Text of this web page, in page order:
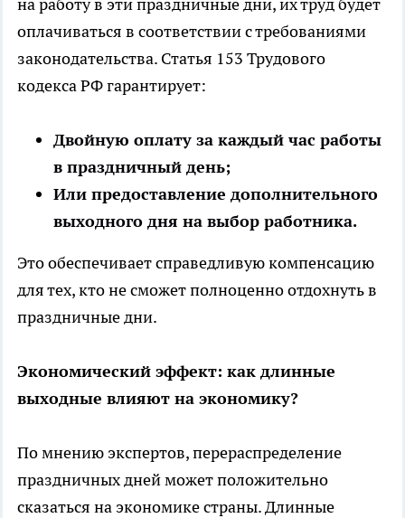
оплачиваться в соответствии с требованиями
законодательства. Статья 153 Трудового
кодекса РФ гарантирует:
Двойную оплату за каждый час работы
в праздничный день;
Или предоставление дополнительного
выходного дня на выбор работника.
Это обеспечивает справедливую компенсацию
для тех, кто не сможет полноценно отдохнуть в
праздничные дни.
Экономический эффект: как длинные
выходные влияют на экономику?
По мнению экспертов, перераспределение
праздничных дней может положительно
сказаться на экономике страны. Длинные